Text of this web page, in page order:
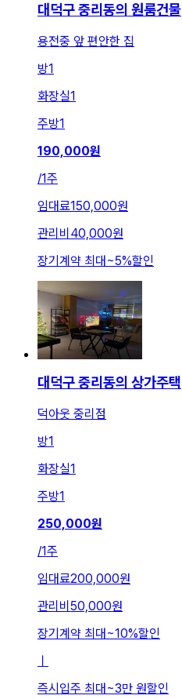
대덕구 중리동의 원룸건물
용전중 앞 편안한 집
방1
화장실1
주방1
190,000원
/1주
임대료150,000원
관리비 40,000원
장기계약 최대~5%할인
대덕구 중리동의 상가주택
덕아웃 중리점
방1
화장실1
주방1
250,000원
/1주
임대료200,000원
관리비 50,000원
장기계약 최대 ~10%할인
즉시입주 최대 ~3만 원할인